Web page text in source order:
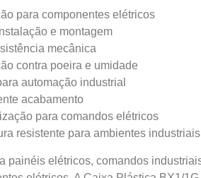
para componentes elétricos
e montagem
mecânica
contra poeira e umidade
automação industrial
acabamento
para comandos elétricos
resistente para ambientes industriais
painéis elétricos, comandos